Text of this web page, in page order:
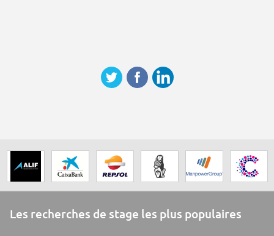
Les recherches de stage les plus populaires